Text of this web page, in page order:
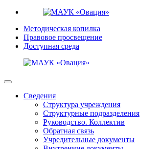
Методическая копилка
Правовое просвещение
Доступная среда
Сведения
Структура учреждения
Структурные подразделения
Руководство. Коллектив
Обратная связь
Учредительные документы